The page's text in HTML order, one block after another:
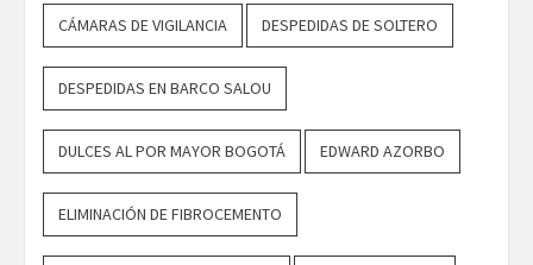
CÁMARAS DE VIGILANCIA DESPEDIDAS DE SOLTERO
DESPEDIDAS EN BARCO SALOU
DULCES AL POR MAYOR BOGOTÁ EDWARD AZORBO
ELIMINACIÓN DE FIBROCEMENTO